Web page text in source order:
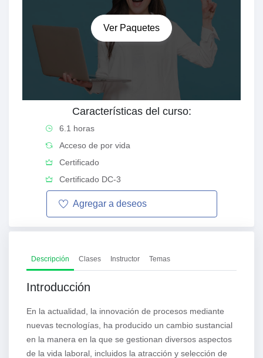
Ver Paquetes
Características del curso:
6.1 horas
Acceso de por vida
Certificado
Certificado DC-3
Agregar a deseos
Descripción Clases Instructor Temas
Introducción
En la actualidad, la innovación de procesos mediante
nuevas tecnologías, ha producido un cambio sustancial
en la manera en la que se gestionan diversos aspectos
de la vida laboral, incluidos la atracción y selección de